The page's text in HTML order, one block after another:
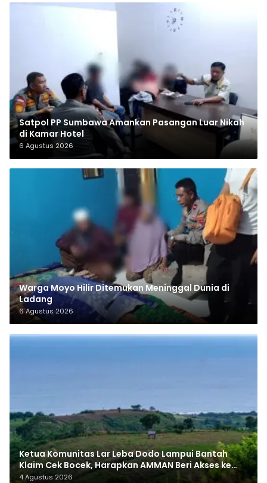
Satpol PP Sumbawa Amankan Pasangan Luar Nikah
di Kamar Hotel
6 Agustus 2026
Warga Moyo Hilir Ditemukan Meninggal Dunia di
Ladang
6 Agustus 2026
Ketua Komunitas Lar Leba Dodo Lampui Bantah
Klaim Cek Bocek, Harapkan AMMAN Beri Akses ke
Makam Leluhur
4 Agustus 2026